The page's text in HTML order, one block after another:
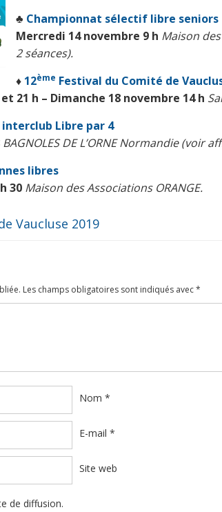
♣ Championnat sélectif libre seniors
Mercredi 14 novembre 9 h Maison
2 séances).
♦ 12ème Festival du Comité de
21 h – Dimanche 18 novembre 14 h
Libre par 4
BAGNOLES DE L’ORNE Normandie (voir
libres
30 Maison des Associations ORANGE.
Vaucluse 2019
Les champs obligatoires sont indiqués avec*
Nom *
E-mail *
Site web
de diffusion.